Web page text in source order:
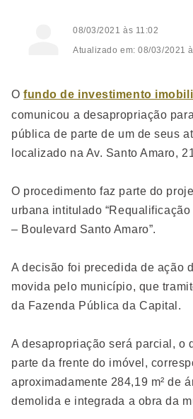
08/03/2021 às 11:02
Atualizado em: 08/03/2021
Ofundo de investimento
comunicou a desapropriação
pública de parte de um de seus
localizado na Av. Santo Amaro,
O procedimento faz parte do
urbana intitulado “Requalificação
– Boulevard Santo Amaro”.
A decisão foi precedida de ação
movida pelo município, que
da Fazenda Pública da Capital.
A desapropriação será parcial, o
parte da frente do imóvel,
aproximadamente 284,19 m² de
demolida e integrada a obra da